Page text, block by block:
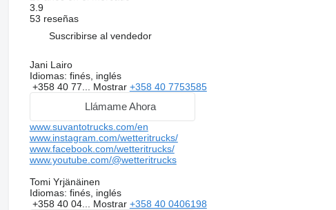
3.9
53 reseñas
Suscribirse al vendedor
Jani Lairo
Idiomas: finés, inglés
+358 40 77... Mostrar +358 40 7753585
Llámame Ahora
www.suvantotrucks.com/en
www.instagram.com/wetteritrucks/
www.facebook.com/wetteritrucks/
www.youtube.com/@wetteritrucks
Tomi Yrjänäinen
Idiomas: finés, inglés
+358 40 04... Mostrar +358 40 0406198